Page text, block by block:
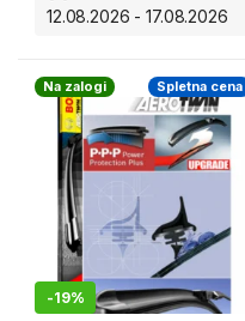
12.08.2026 - 17.08.2026
Na zalogi
-19%
Spletna cena